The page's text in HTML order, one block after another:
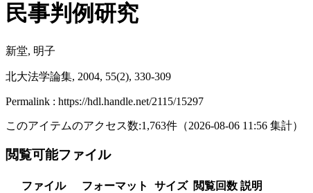
民事判例研究
新堂, 明子
北大法学論集, 2004, 55(2), 330-309
Permalink : https://hdl.handle.net/2115/15297
このアイテムのアクセス数:1,763件 （2026-08-06 11:56 集計）
閲覧可能ファイル
ファイル フォーマット サイズ 閲覧回数 説明